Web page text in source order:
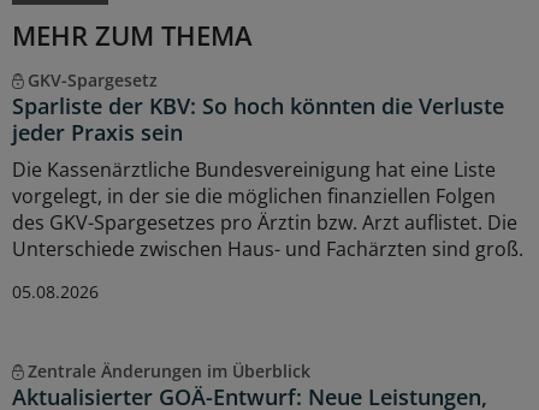
MEHR ZUM THEMA
GKV-Spargesetz
Sparliste der KBV: So hoch könnten die Verluste
jeder Praxis sein
Die Kassenärztliche Bundesvereinigung hat eine Liste
vorgelegt, in der sie die möglichen finanziellen Folgen
des GKV-Spargesetzes pro Ärztin bzw. Arzt auflistet. Die
Unterschiede zwischen Haus- und Fachärzten sind groß.
05.08.2026
Zentrale Änderungen im Überblick
Aktualisierter GOÄ-Entwurf: Neue Leistungen,